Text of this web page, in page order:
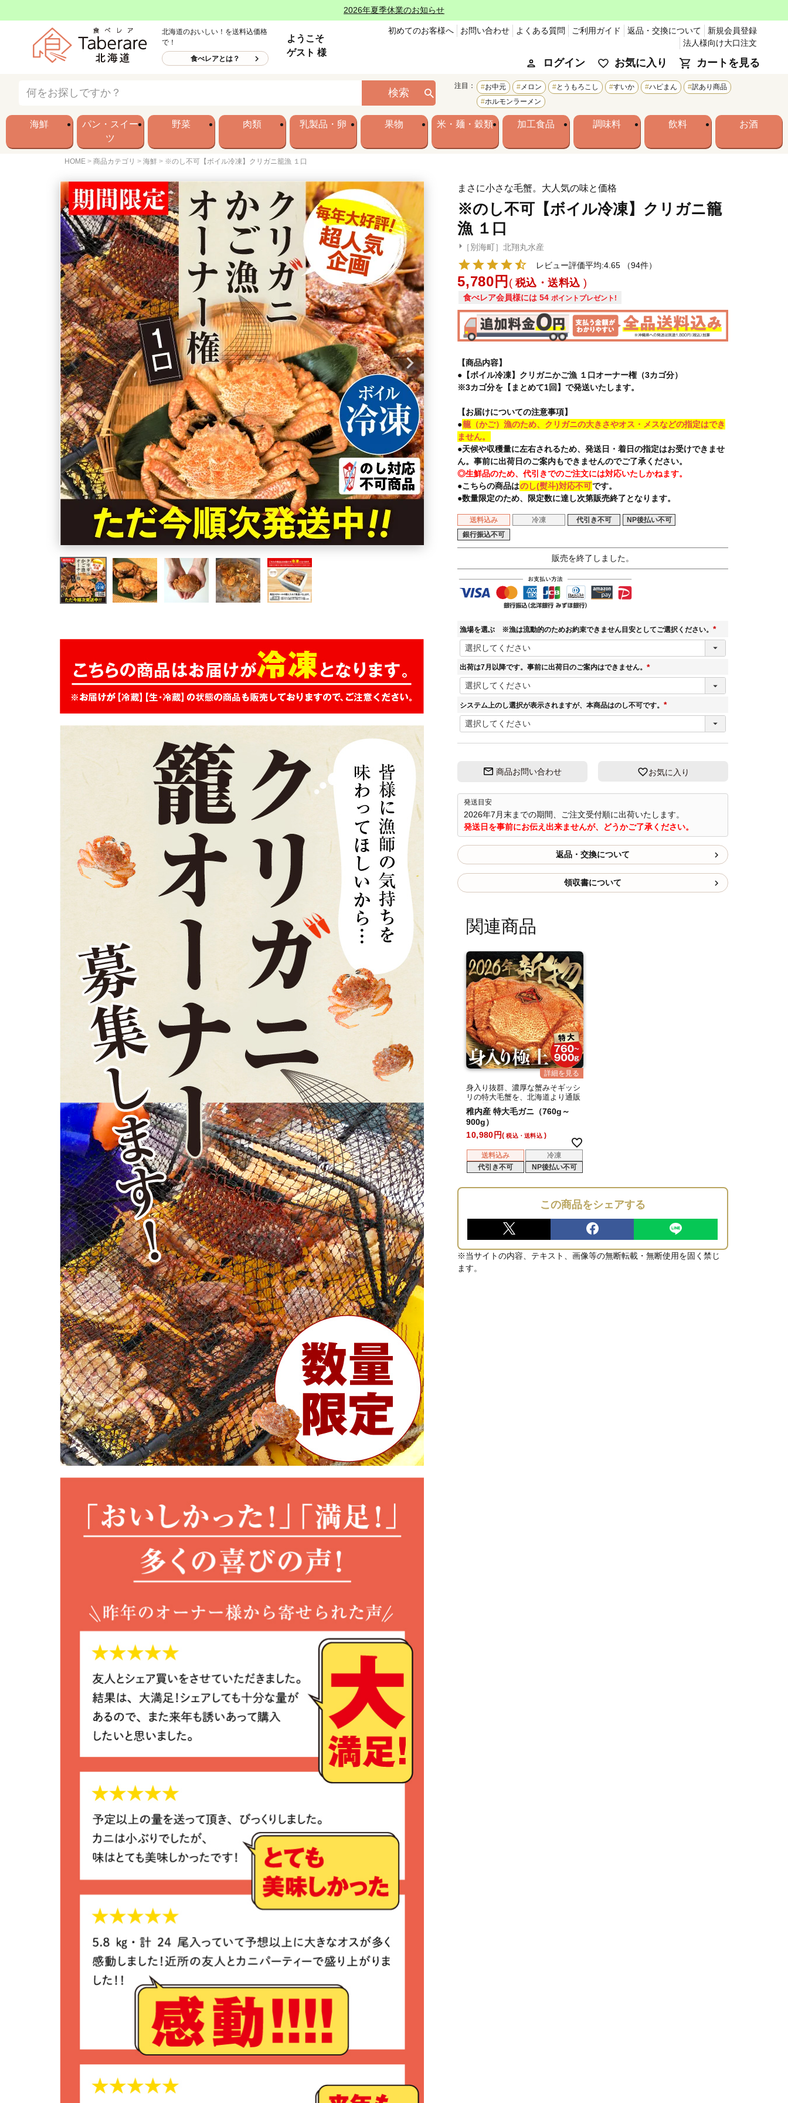
2026年夏季休業のお知らせ
北海道のおいしい！を送料込価格
で！
食べレアとは？
ようこそ
ゲスト 様
初めてのお客様へ お問い合わせ よくある質問 ご利用ガイド 返品・交換について
新規会員登録
法人様向け大口注文
ログイン お気に入り カートを見る
検索
注目： お中元 メロン とうもろこし すいか ハピまん
訳あり商品
ホルモンラーメン
海鮮
パン・スイー
ツ
野菜 肉類 乳製品・卵 果物 米・麺・穀類 加工食品 調味料 飲料 お酒
HOME 商品カテゴリ 海鮮 ※のし不可【ボイル冷凍】クリガニ籠漁 １口
まさに小さな毛蟹。大人気の味と価格
※のし不可【ボイル冷凍】クリガニ籠
漁 １口
［別海町］北翔丸水産
レビュー評価平均:4.65
（94件）
5,780 税込・送料込
食べレア会員様には 54 ポイントプレゼント!
【商品内容】
●【ボイル冷凍】クリガニかご漁 １口オーナー権（3カゴ分）
※3カゴ分を【まとめて1回】で発送いたします。
【お届けについての注意事項】
●籠（かご）漁のため、クリガニの大きさやオス・メスなどの指定はでき
ません。
●天候や収穫量に左右されるため、発送日・着日の指定はお受けできませ
ん。事前に出荷日のご案内もできませんのでご了承ください。
◎生鮮品のため、代引きでのご注文には対応いたしかねます。
●こちらの商品はのし(熨斗)対応不可です。
●数量限定のため、限定数に達し次第販売終了となります。
送料込み 冷凍 代引き不可
NP後払い不可
銀行振込不可
販売を終了しました。
漁場を選ぶ ※漁は流動的のためお約束できません目安としてご選択ください。
(
必
出荷は7月以降です。事前に出荷日のご案内はできません。
(
)
システム上のし選択が表示されますが、本商品はのし不可です。
(
商品お問い合わせ お気に入り
発送目安
2026年7月末までの期間、ご注文受付順に出荷いたします。
発送日を事前にお伝え出来ませんが、どうかご了承ください。
返品・交換について
領収書について
関連商品
身入り抜群、濃厚な蟹みそギッシ
リの特大毛蟹を、北海道より通販
でお届け
稚内産 特大毛ガニ（760g～
900g）
送料込み
冷凍
代引き不可
NP後払い不可
10,980 税込・送料込
この商品をシェアする
※当サイトの内容、テキスト、画像等の無断転載・無断使用を固く禁じ
ます。